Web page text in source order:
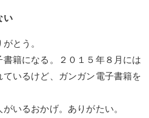
い
とう。
籍になる。２０１５年８月には
いるけど、ガンガン電子書籍を
いるおかげ。ありがたい。